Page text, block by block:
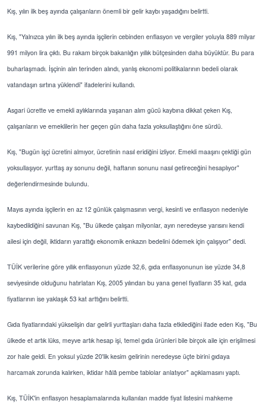
Kış, yılın ilk beş ayında çalışanların önemli bir gelir kaybı yaşadığını belirtti.
Kış, "Yalnızca yılın ilk beş ayında işçilerin cebinden enflasyon ve vergiler yoluyla 889 milyar
991 milyon lira çıktı. Bu rakam birçok bakanlığın yıllık bütçesinden daha büyüktür. Bu para
buharlaşmadı. İşçinin alın terinden alındı, yanlış ekonomi politikalarının bedeli olarak
vatandaşın sırtına yüklendi" ifadelerini kullandı.
Asgari ücrette ve emekli aylıklarında yaşanan alım gücü kaybına dikkat çeken Kış,
çalışanların ve emeklilerin her geçen gün daha fazla yoksullaştığını öne sürdü.
Kış, "Bugün işçi ücretini almıyor, ücretinin nasıl eridiğini izliyor. Emekli maaşını çektiği gün
yoksullaşıyor. yurttaş ay sonunu değil, haftanın sonunu nasıl getireceğini hesaplıyor"
değerlendirmesinde bulundu.
Mayıs ayında işçilerin en az 12 günlük çalışmasının vergi, kesinti ve enflasyon nedeniyle
kaybedildiğini savunan Kış, "Bu ülkede çalışan milyonlar, ayın neredeyse yarısını kendi
ailesi için değil, iktidarın yarattığı ekonomik enkazın bedelini ödemek için çalışıyor" dedi.
TÜİK verilerine göre yıllık enflasyonun yüzde 32,6, gıda enflasyonunun ise yüzde 34,8
seviyesinde olduğunu hatırlatan Kış, 2005 yılından bu yana genel fiyatların 35 kat, gıda
fiyatlarının ise yaklaşık 53 kat arttığını belirtti.
Gıda fiyatlarındaki yükselişin dar gelirli yurttaşları daha fazla etkilediğini ifade eden Kış, "Bu
ülkede et artık lüks, meyve artık hesap işi, temel gıda ürünleri bile birçok aile için erişilmesi
zor hale geldi. En yoksul yüzde 20'lik kesim gelirinin neredeyse üçte birini gıdaya
harcamak zorunda kalırken, iktidar hâlâ pembe tablolar anlatıyor" açıklamasını yaptı.
Kış, TÜİK'in enflasyon hesaplamalarında kullanılan madde fiyat listesini mahkeme